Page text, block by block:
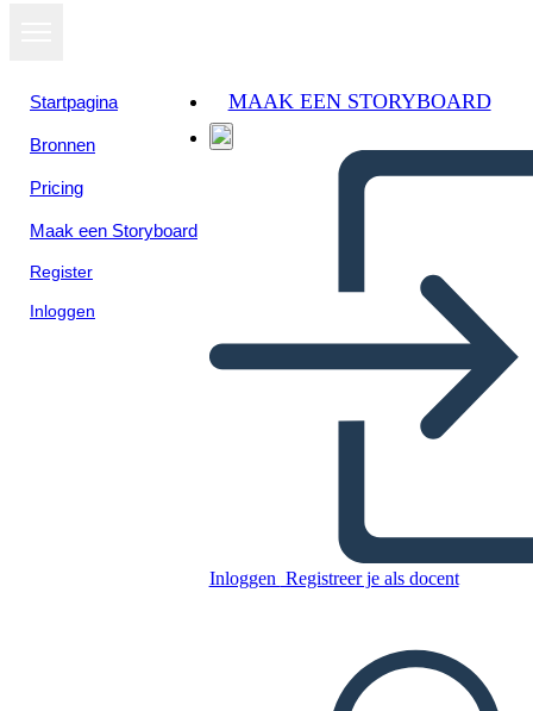
Startpagina
Bronnen
Pricing
Maak een Storyboard
Register
Inloggen
MAAK EEN STORYBOARD
Inloggen Registreer je als docent
שקדמו למלחמת האזרחים